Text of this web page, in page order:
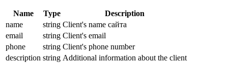
Name Type
Description
name
string Client's name сайта
email
string Client's email
phone
string Client's phone number
description string Additional information about the client